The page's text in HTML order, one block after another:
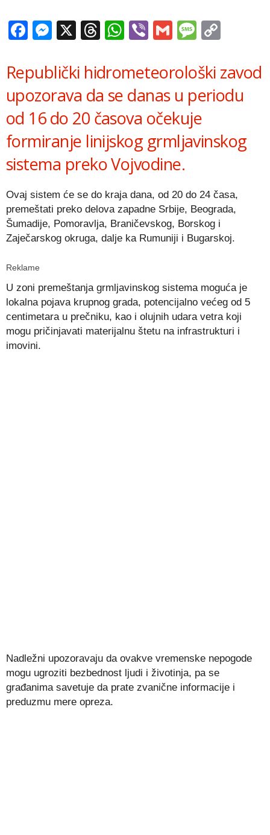
Facebook
Messenger
X Threads
WhatsApp
ViberGmail
Republički hidrometeorološki zavod
upozorava da se danas u periodu
od 16 do 20 časova očekuje
formiranje linijskog grmljavinskog
sistema preko Vojvodine.
Ovaj sistem će se do kraja dana, od 20 do 24 časa,
premeštati preko delova zapadne Srbije, Beograda,
Šumadije, Pomoravlja, Braničevskog, Borskog i
Zaječarskog okruga, dalje ka Rumuniji i Bugarskoj.
Reklame
U zoni premeštanja grmljavinskog sistema moguća je
lokalna pojava krupnog grada, potencijalno većeg od 5
centimetara u prečniku, kao i olujnih udara vetra koji
mogu pričinjavati materijalnu štetu na infrastrukturi i
imovini.
Nadležni upozoravaju da ovakve vremenske nepogode
mogu ugroziti bezbednost ljudi i životinja, pa se
građanima savetuje da prate zvanične informacije i
preduzmu mere opreza.